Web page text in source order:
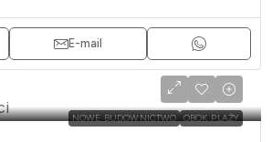
E-mail
NOWE BUDOWNICTWO OBOK PLAŻY